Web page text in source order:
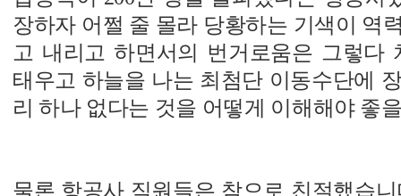
장하자 어쩔 줄 몰라 당황하는 기색이 역
고 내리고 하면서의 번거로움은 그렇다
태우고 하늘을 나는 최첨단 이동수단에
리 하나 없다는 것을 어떻게 이해해야 좋
물론 항공사 직원들은 참으로 친절했습